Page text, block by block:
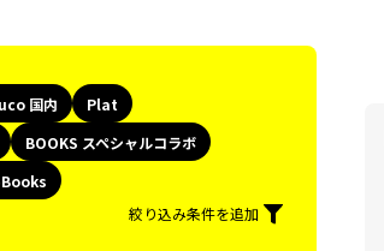
国内
Plat
BOOKS スペシャルコラボ
絞り込み条件を追加